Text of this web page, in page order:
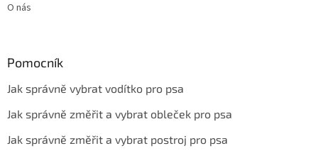
O nás
Pomocník
Jak správně vybrat vodítko pro psa
Jak správně změřit a vybrat obleček pro psa
Jak správně změřit a vybrat postroj pro psa